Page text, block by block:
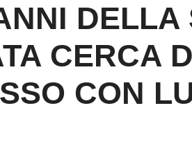
DELLA
CERCA
CON